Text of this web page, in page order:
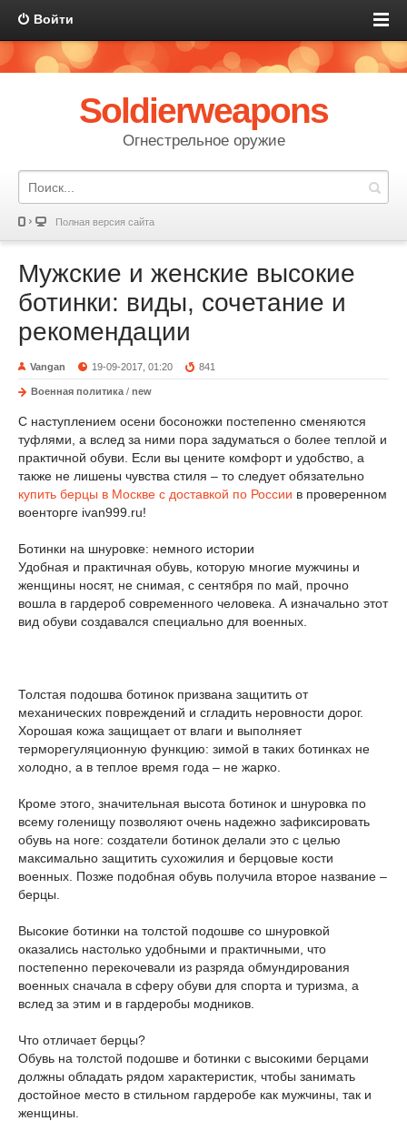
Войти
Soldierweapons
Огнестрельное оружие
Полная версия сайта
Мужские и женские высокие
ботинки: виды, сочетание и
рекомендации
Vangan 19-09-2017, 01:20 841
Военная политика / new
С наступлением осени босоножки постепенно сменяются
туфлями, а вслед за ними пора задуматься о более теплой и
практичной обуви. Если вы цените комфорт и удобство, а
также не лишены чувства стиля – то следует обязательно
купить берцы в Москве с доставкой по России в проверенном
военторге ivan999.ru!
Ботинки на шнуровке: немного истории
Удобная и практичная обувь, которую многие мужчины и
женщины носят, не снимая, с сентября по май, прочно
вошла в гардероб современного человека. А изначально этот
вид обуви создавался специально для военных.
Толстая подошва ботинок призвана защитить от
механических повреждений и сгладить неровности дорог.
Хорошая кожа защищает от влаги и выполняет
терморегуляционную функцию: зимой в таких ботинках не
холодно, а в теплое время года – не жарко.
Кроме этого, значительная высота ботинок и шнуровка по
всему голенищу позволяют очень надежно зафиксировать
обувь на ноге: создатели ботинок делали это с целью
максимально защитить сухожилия и берцовые кости
военных. Позже подобная обувь получила второе название –
берцы.
Высокие ботинки на толстой подошве со шнуровкой
оказались настолько удобными и практичными, что
постепенно перекочевали из разряда обмундирования
военных сначала в сферу обуви для спорта и туризма, а
вслед за этим и в гардеробы модников.
Что отличает берцы?
Обувь на толстой подошве и ботинки с высокими берцами
должны обладать рядом характеристик, чтобы занимать
достойное место в стильном гардеробе как мужчины, так и
женщины.